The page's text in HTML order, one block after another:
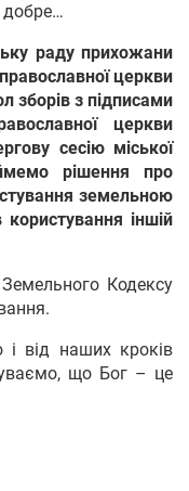
раду прихожани
церкви
зборів з підписами
церкви
сесію міської
рішення про
земельною
іншій
Кодексу
і від наших кроків
що Бог – це